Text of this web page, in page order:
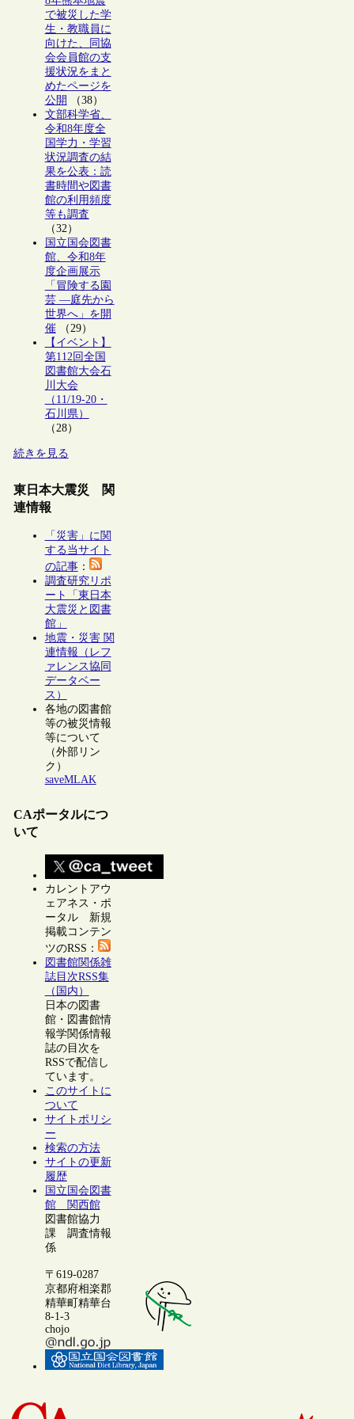
で被災した学
生・教職員に
向けた、同協
会会員館の支
援状況をまと
めたページを
公開
（38）
文部科学省、
令和8年度全
国学力・学習
状況調査の結
果を公表：読
書時間や図書
館の利用頻度
等も調査
（32）
国立国会図書
館、令和8年
度企画展示
「冒険する園
芸 ―庭先から
世界へ」を開
催（29）
【イベント】
第112回全国
図書館大会石
川大会
（11/19-20・
石川県）
（28）
続きを見る
東日本大震災 関
連情報
「災害」に関
する当サイト
の記事：
調査研究リポ
ート「東日本
大震災と図書
館」
地震・災害 関
連情報（レフ
ァレンス協同
データベー
ス）
各地の図書館
等の被災情報
等について
（外部リン
ク）
saveMLAK
CAポータルにつ
いて
カレントアウ
ェアネス・ポ
ータル 新規
掲載コンテン
ツのRSS：
図書館関係雑
誌目次RSS集
（国内）
日本の図書
館・図書館情
報学関係情報
誌の目次を
RSSで配信し
ています。
このサイトに
ついて
サイトポリシ
ー
検索の方法
サイトの更新
履歴
国立国会図書
館 関西館
図書館協力
課 調査情報
係
〒619-0287
京都府相楽郡
精華町精華台
8-1-3
chojo